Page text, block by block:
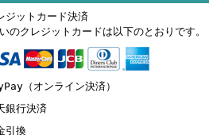
ジットカード決済
のクレジットカードは以下のとおりです。
（オンライン決済）
銀行決済
引換